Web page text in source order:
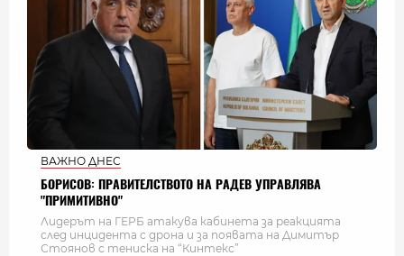
ВАЖНО ДНЕС
БОРИСОВ: ПРАВИТЕЛСТВОТО НА РАДЕВ УПРАВЛЯВА
"ПРИМИТИВНО"
Лидерът на ГЕРБ атакува кабинета за реакцията
след инцидента с дрона и за появата на Димитър
Стоянов с тениска на “Кинтекс”